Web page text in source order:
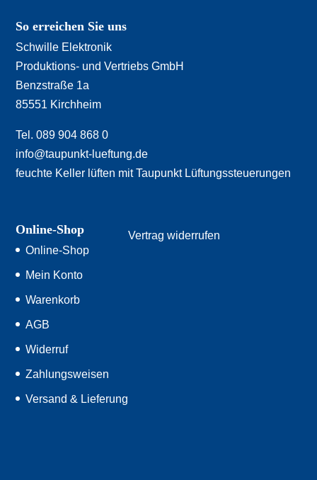
So erreichen Sie uns
Schwille Elektronik
Produktions- und Vertriebs GmbH
Benzstraße 1a
85551 Kirchheim
Tel. 089 904 868 0
info@taupunkt-lueftung.de
feuchte Keller lüften mit Taupunkt Lüftungssteuerungen
Online-Shop
Online-Shop
Mein Konto
Warenkorb
AGB
Widerruf
Zahlungsweisen
Versand & Lieferung
Vertrag widerrufen